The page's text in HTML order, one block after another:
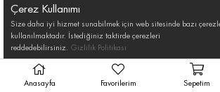
Çerez Kullanımı
Size daha iyi hizmet sunabilmek için web sitesinde bazı
kullanılmaktadır. İstediğiniz taktirde çerezleri
reddedebilirsiniz. Gizlilik Politikası
Anasayfa Favorilerim Sepetim